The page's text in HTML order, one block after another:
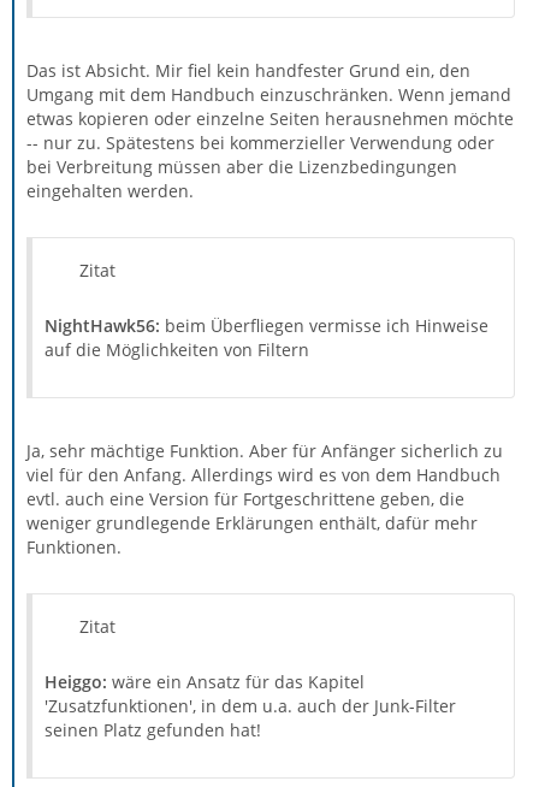
Das ist Absicht. Mir fiel kein handfester Grund ein, den
Umgang mit dem Handbuch einzuschränken. Wenn jemand
etwas kopieren oder einzelne Seiten herausnehmen möchte
-- nur zu. Spätestens bei kommerzieller Verwendung oder
bei Verbreitung müssen aber die Lizenzbedingungen
eingehalten werden.
Zitat
NightHawk56: beim Überfliegen vermisse ich Hinweise
auf die Möglichkeiten von Filtern
Ja, sehr mächtige Funktion. Aber für Anfänger sicherlich zu
viel für den Anfang. Allerdings wird es von dem Handbuch
evtl. auch eine Version für Fortgeschrittene geben, die
weniger grundlegende Erklärungen enthält, dafür mehr
Funktionen.
Zitat
Heiggo: wäre ein Ansatz für das Kapitel
'Zusatzfunktionen', in dem u.a. auch der Junk-Filter
seinen Platz gefunden hat!